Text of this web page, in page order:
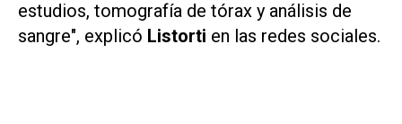
estudios, tomografía de tórax y análisis de
sangre", explicó Listorti en las redes sociales.